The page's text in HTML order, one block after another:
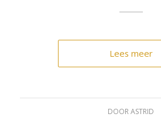
Lees meer
DOORASTRID